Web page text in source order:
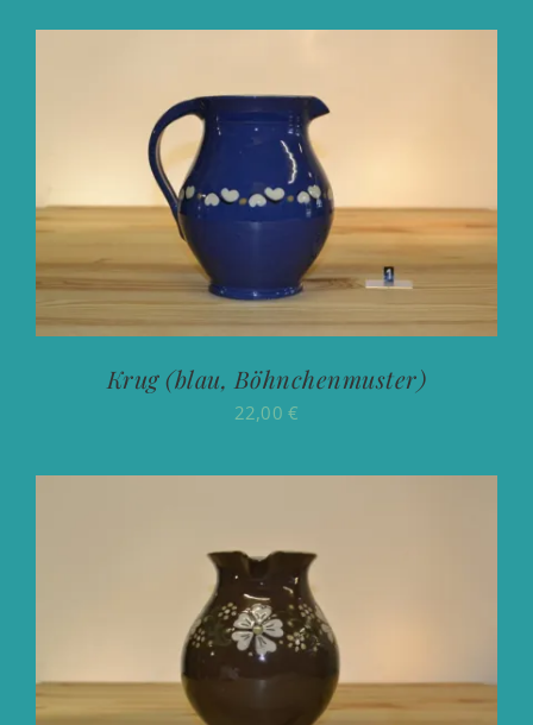
Krug (blau, Böhnchenmuster)
22,00€